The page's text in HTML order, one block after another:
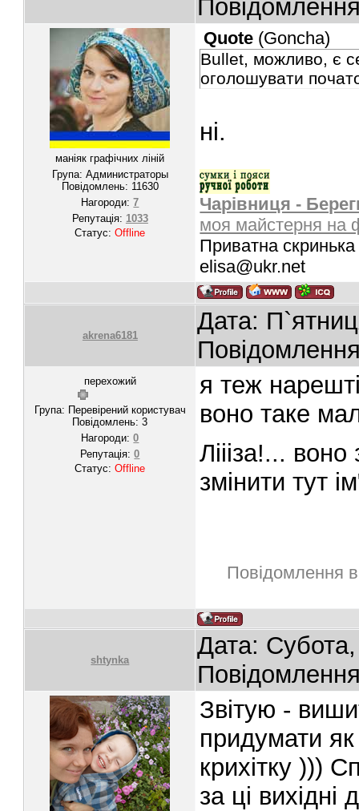
маніяк графічних ліній
Група: Администраторы
Повідомлень: 11630
Нагороди:7
Репутація: 1033
Статус:Offline
Quote (Goncha)
Bullet, можливо, є
оголошувати
ні.
Чарівниця -
моя майстерня на
Приватна
elisa@ukr.net
akrena6181
Дата:
перехожий
Група: Перевірений користувач
Повідомлень:3
Нагороди:0
Репутація:0
Статус:Offline
я теж
воно таке
Ліііза!...
змінити тут
Повідомлення
shtynka
Дата:
Звітую -
придумати
крихітку )))
за ці